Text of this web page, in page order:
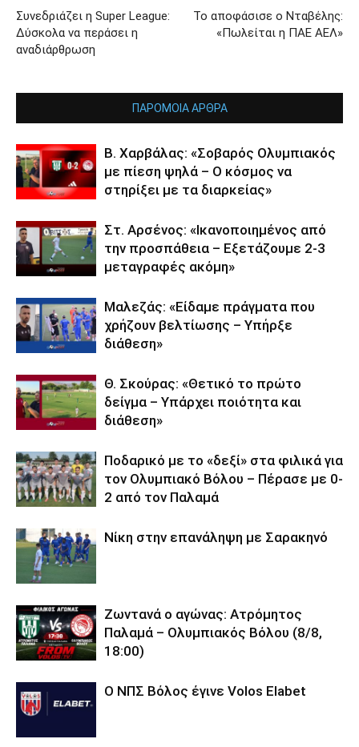
Συνεδριάζει η Super League:
Δύσκολα να περάσει η
αναδιάρθρωση
Το αποφάσισε ο Νταβέλης:
«Πωλείται η ΠΑΕ ΑΕΛ»
ΠΑΡΟΜΟΙΑ ΑΡΘΡΑ
Β. Χαρβάλας: «Σοβαρός Ολυμπιακός
με πίεση ψηλά – Ο κόσμος να
στηρίξει με τα διαρκείας»
Στ. Αρσένος: «Ικανοποιημένος από
την προσπάθεια – Εξετάζουμε 2-3
μεταγραφές ακόμη»
Μαλεζάς: «Είδαμε πράγματα που
χρήζουν βελτίωσης – Υπήρξε
διάθεση»
Θ. Σκούρας: «Θετικό το πρώτο
δείγμα – Υπάρχει ποιότητα και
διάθεση»
Ποδαρικό με το «δεξί» στα φιλικά για
τον Ολυμπιακό Βόλου – Πέρασε με 0-
2 από τον Παλαμά
Νίκη στην επανάληψη με Σαρακηνό
Ζωντανά ο αγώνας: Ατρόμητος
Παλαμά – Ολυμπιακός Βόλου (8/8,
18:00)
O ΝΠΣ Βόλος έγινε Volos Elabet